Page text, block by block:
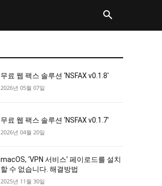
무료 웹 팩스 솔루션 ‘NSFAX v0.1.8′
2026년 05월 07일
무료 웹 팩스 솔루션 ‘NSFAX v0.1.7′
2026년 04월 20일
macOS, ‘VPN 서비스’ 페이로드를 설치
할 수 없습니다. 해결방법
2025년 11월 30일